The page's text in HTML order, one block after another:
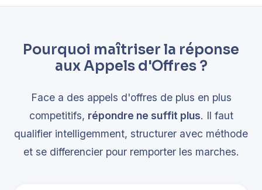
Pourquoi maîtriser la réponse
aux Appels d'Offres ?
Face a des appels d'offres de plus en plus
competitifs, répondre ne suffit plus. Il faut
qualifier intelligemment, structurer avec méthode
et se differencier pour remporter les marches.